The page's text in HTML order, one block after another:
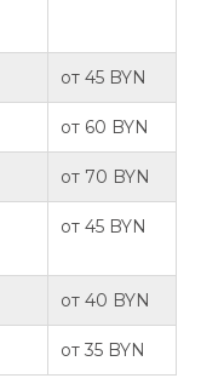
от 45 BYN
от 60 BYN
от 70 BYN
от 45 BYN
от 40 BYN
от 35 BYN